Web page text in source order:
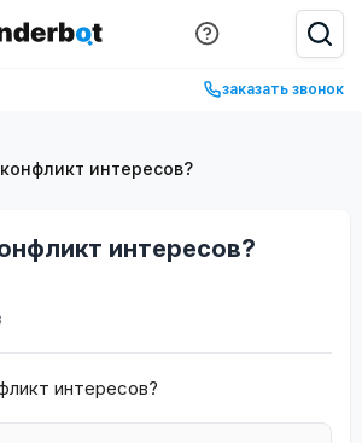
заказать звонок
интересов?
интересов?